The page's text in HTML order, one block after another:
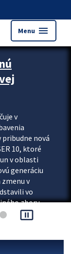
Menu menu
v
nová
10, ktoré
v oblasti
generáciu
v
vo
zboru
pause_presentation